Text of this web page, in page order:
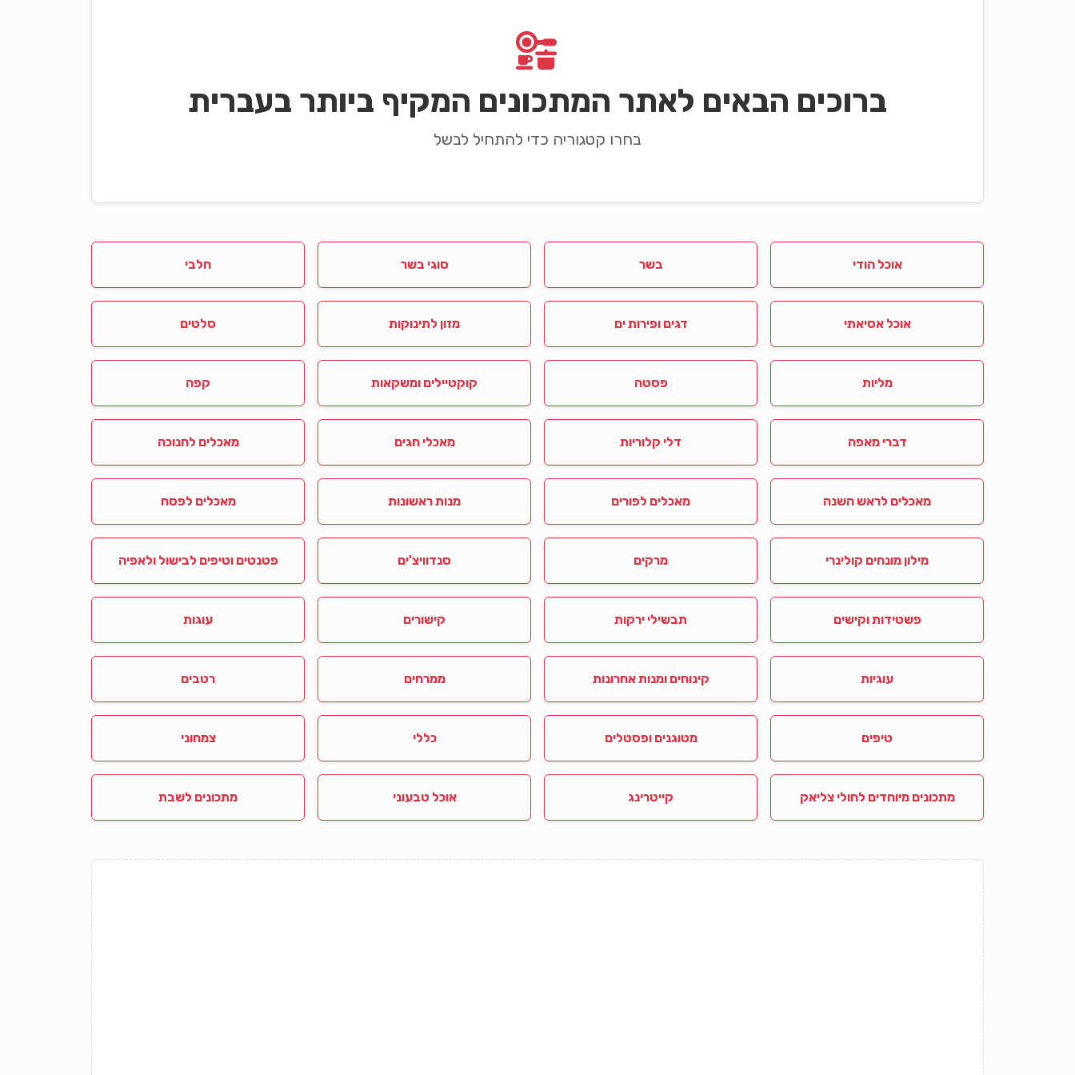
ברוכים הבאים לאתר המתכונים המקיף ביותר בעברית
בחרו קטגוריה כדי להתחיל לבשל
אוכל הודי בשר סוגי בשר חלבי
אוכל אסיאתי דגים ופירות ים מזון לתינוקות סלטים
מליות פסטה קוקטיילים ומשקאות קפה
דברי מאפה דלי קלוריות מאכלי חגים מאכלים לחנוכה
מאכלים לראש השנה מאכלים לפורים מנות ראשונות מאכלים לפסח
מילון מונחים קולינרי מרקים סנדוויצ'ים פטנטים וטיפים לבישול ולאפיה
פשטידות וקישים תבשילי ירקות קישורים עוגות
עוגיות קינוחים ומנות אחרונות ממרחים רטבים
טיפים מטוגנים ופסטלים כללי צמחוני
מתכונים מיוחדים לחולי צליאק קייטרינג אוכל טבעוני מתכונים לשבת